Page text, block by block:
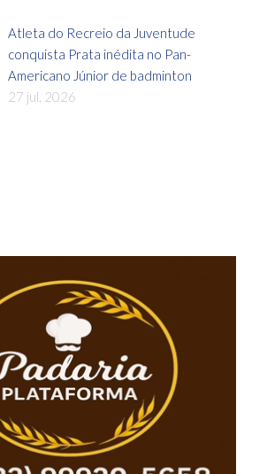
Atleta do Recreio da Juventude
conquista Prata inédita no Pan-
Americano Júnior de badminton
27 jul, 2026